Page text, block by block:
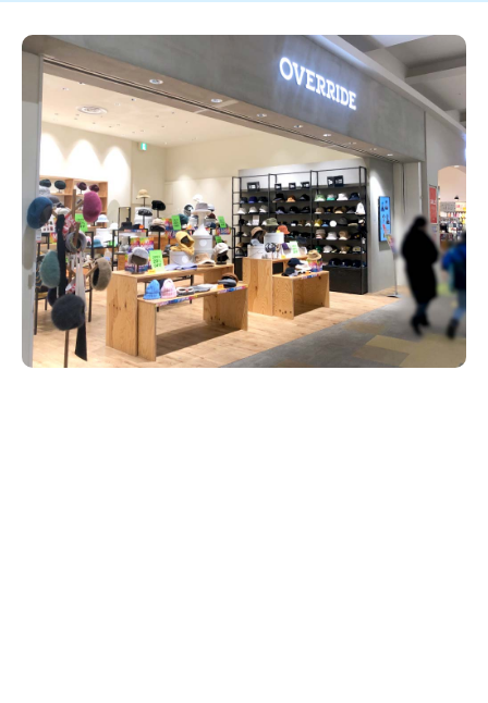
新潟市中央区 新潟市東区 新潟市西区
新潟市北区
新潟市南区
新潟市江南区 新潟市秋葉区
新潟市西蒲区
村上・関川
新発田・聖籠
胎内・粟島
三条・加茂・田上
五泉・阿賀野・阿賀
燕・弥彦
長岡・見附
小千谷・十日町・津南
魚沼・南魚沼・湯沢
柏崎・刈羽・出雲崎
上越・妙高・糸魚川
ご当地グルメ 食べ歩き テイクアウト
季節・期間限定
カフェ
居酒屋・バー
パスタ
パン・ベーカリー
タレカツ・豚カツ
デカ盛り・大盛り
旨辛・激辛
定食・町定食 海鮮・鮨
そば・うどん
日本酒・新潟清酒
ワイン・クラフトビール
ケーキ・パフェ
ビアガーデン・暑気払い
忘新年会・歓送迎会
セミナー・講演会 子ども向け 花火大会
入場無料
住宅展示場
完成見学会 学生スポーツ アルビレックス
リラクゼーション・整体
スキー場
リユース・買取
病院・クリニック
イオンモール
ラブラ万代・ラブラ2
ビルボードプレイスBP
新潟伊勢丹
ピア万代
リバーサイド千秋
パティオPATIO
冠婚葬祭
通販・EC イベント
求人
官公庁・自治体
新潟市 チラシ
長岡・見附 チラシ
上越・妙高・糸魚川 チラシ
注目 チラシ
週末セール
火曜セール
オープン・リニューアルセール
周年祭・感謝祭セール
年末・初売りセール